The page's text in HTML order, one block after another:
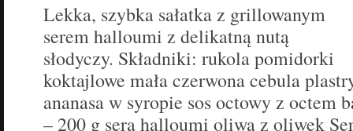
Lekka, szybka sałatka z grillowanym
serem halloumi z delikatną nutą
słodyczy. Składniki: rukola pomidorki
koktajlowe mała czerwona cebula
ananasa w syropie sos octowy z octem
– 200 g sera halloumi oliwa z oliwek